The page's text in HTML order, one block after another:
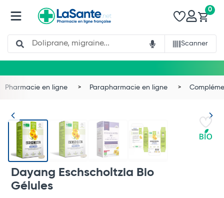
Search
Scanner
0
Pharmacie en ligne Parapharmacie en ligne
Dayang Eschscholtzia Bio
Gélules